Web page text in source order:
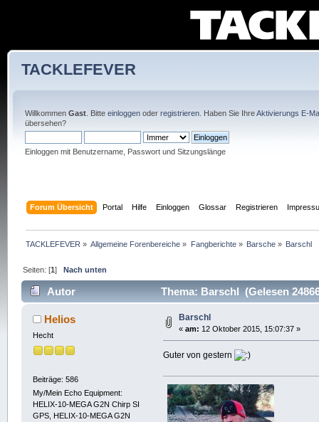
TACKLEFEVER
Willkommen Gast. Bitte einloggenoder registrieren. Haben Sie IhreAktivierungs E-
übersehen?
Einloggen mit Benutzername, Passwort und Sitzungslänge
Forum Übersicht Portal Hilfe Einloggen Glossar Registrieren
TACKLEFEVER » Allgemeine Forenbereiche » Fangberichte» Barsche » Barschl
Seiten: [1]Nach unten
Autor Thema: Barschl (Gelesen
Helios
Hecht
Beiträge: 586
My/Mein Echo Equipment:
HELIX-10-MEGA G2N Chirp SI
GPS, HELIX-10-MEGA G2N
Barschl
« am: 12 Oktober 2015, 15:07:37 »
Guter von gestern